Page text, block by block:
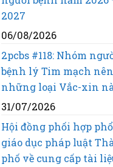
2027
06/08/2026
2pcbs #118: Nhóm
bệnh lý Tim mạch
những loại Vắc-xin
31/07/2026
Hội đồng phối hợp
giáo dục pháp luật
phố về cung cấp tài